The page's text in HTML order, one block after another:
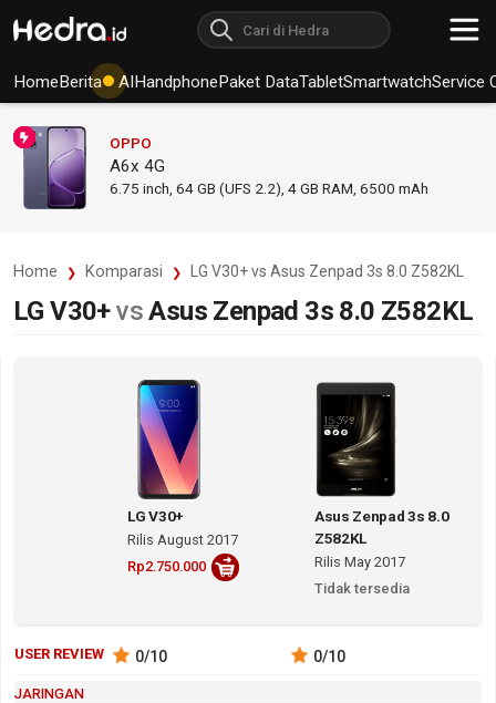
HomeBerita AIHandphonePaket DataTabletSmartwatchService
OPPO
A6x 4G
6.75 inch, 64 GB (UFS 2.2), 4 GB RAM 6500 mAh
Home Komparasi LG V30+ vs Asus Zenpad 3s 8.0 Z582KL
LG V30+vsAsus Zenpad 3s 8.0 Z582KL
LG V30+
Rilis August 2017
Rp2.750.000
Asus Zenpad 3s 8.0
Z582KL
Rilis May 2017
Tidak tersedia
USER REVIEW 0/10 0/10
JARINGAN